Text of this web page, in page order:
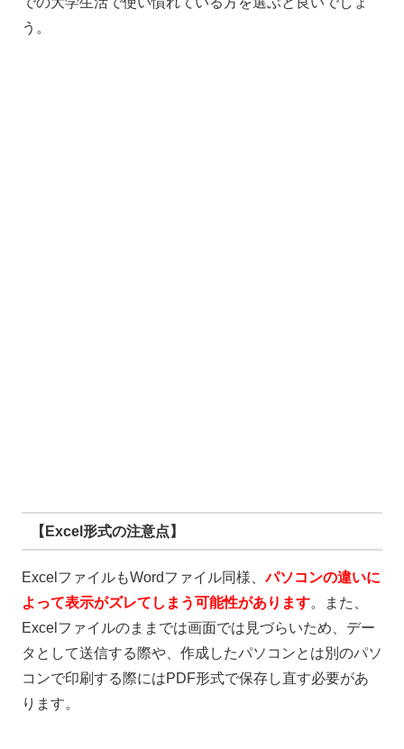
う。
【Excel形式の注意点】
Excel ファイルもWordファイル同様、パソコンの違いに
よって表示がズレてしまう可能性があります。また、
Excel ファイルのままでは画面では見づらいため、デー
タとして送信する際や、作成したパソコンとは別のパソ
コンで印刷する際にはPDF形式で保存し直す必要があ
ります。